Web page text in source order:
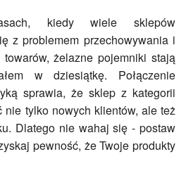
kiedy wiele sklepów
z problemem przechowywania i
żelazne pojemniki stają
w dziesiątkę. Połączenie
sprawia, że sklep z kategorii
nie tylko nowych klientów, ale też
Dlatego nie wahaj się - postaw
pewność, że Twoje produkty